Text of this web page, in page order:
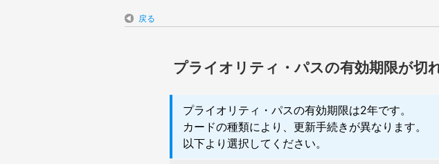
戻る
プライオリティ・パスの有効期限が切
プライオリティ・パスの有効期限は2年です。
カードの種類により、更新手続きが異なります。
以下より選択してください。